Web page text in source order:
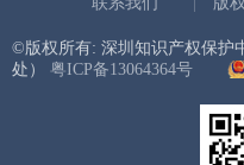
©版权所有: 深圳知识产权保护
处） 粤ICP备13064364号